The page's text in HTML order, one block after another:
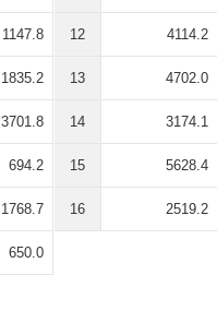
1147.8
1835.2
3701.8
694.2
1768.7
650.0
12 4114.2
13 4702.0
14 3174.1
15 5628.4
16 2519.2